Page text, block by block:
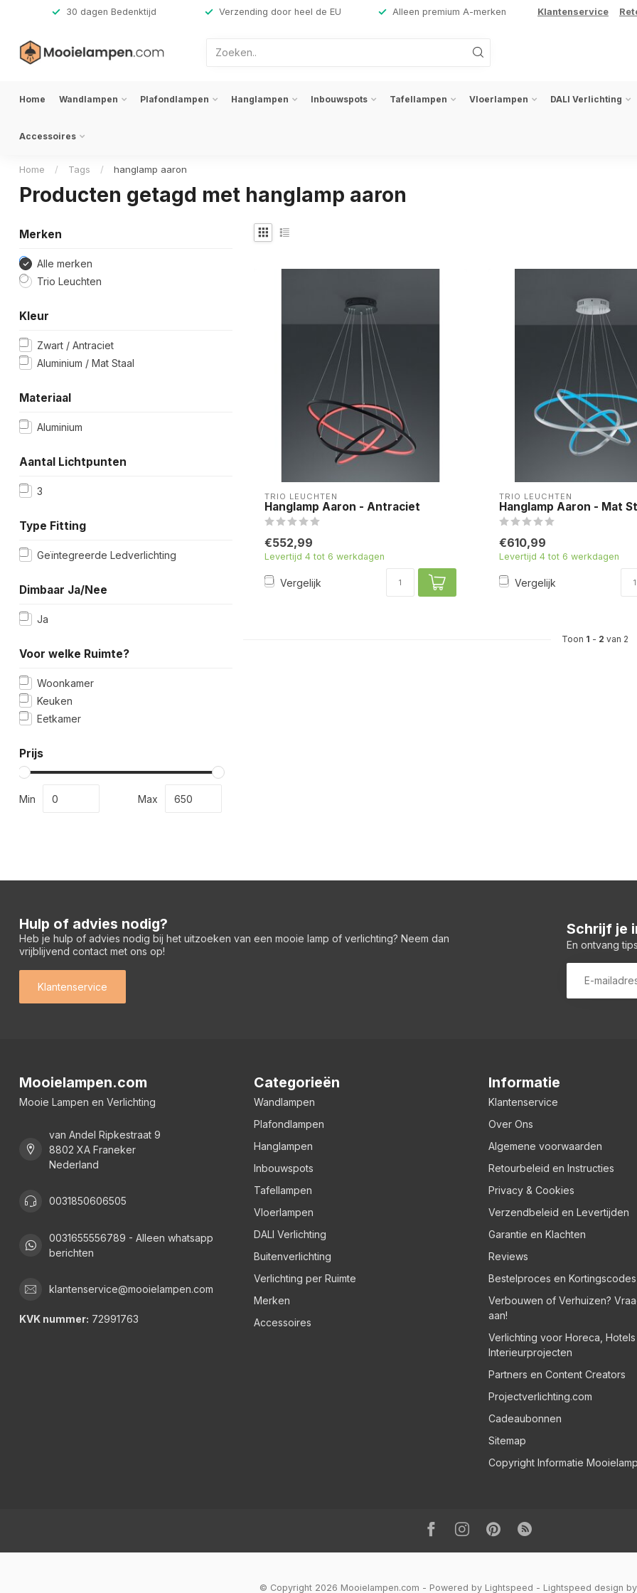
30 dagen Bedenktijd Verzending door heel de EU Alleen premium A-merken Klantenservice
Home Wandlampen Plafondlampen Hanglampen Inbouwspots Tafellampen Vloerlampen DALI Verlichting
Accessoires
Home / Tags / hanglamp aaron
Producten getagd met hanglamp aaron
Merken
Alle merken
Trio Leuchten
Kleur
Zwart / Antraciet
Aluminium / Mat Staal
Materiaal
Aluminium
Aantal Lichtpunten
3
Type Fitting
Geïntegreerde Ledverlichting
Dimbaar Ja/Nee
Ja
Voor welke Ruimte?
Woonkamer
Keuken
Eetkamer
Prijs
Min Max
TRIO LEUCHTEN
Hanglamp Aaron - Antraciet
€552,99
Levertijd 4 tot 6 werkdagen
Vergelijk
TRIO LEUCHTEN
Hanglamp Aaron - Mat
€610,99
Levertijd 4 tot 6 werkdagen
Vergelijk
Toon 1 - 2 van 2
Hulp of advies nodig?
Heb je hulp of advies nodig bij het uitzoeken van een mooie lamp of verlichting? Neem dan
vrijblijvend contact met ons op!
Klantenservice
Schrijf je
En ontvang
Mooielampen.com
Mooie Lampen en Verlichting
van Andel Ripkestraat 9
8802 XA Franeker
Nederland
0031850606505
0031655556789 - Alleen whatsapp
berichten
klantenservice@mooielampen.com
KVK nummer: 72991763
Categorieën
Wandlampen
Plafondlampen
Hanglampen
Inbouwspots
Tafellampen
Vloerlampen
DALI Verlichting
Buitenverlichting
Verlichting per Ruimte
Merken
Accessoires
Informatie
Klantenservice
Over Ons
Algemene voorwaarden
Retourbeleid en Instructies
Privacy & Cookies
Verzendbeleid en Levertijden
Garantie en Klachten
Reviews
Bestelproces en Kortingscodes
Verbouwen of Verhuizen?
aan!
Verlichting voor Horeca,
Interieurprojecten
Partners en Content Creators
Projectverlichting.com
Cadeaubonnen
Sitemap
Copyright Informatie
© Copyright 2026 Mooielampen.com - Powered by Lightspeed - Lightspeed design